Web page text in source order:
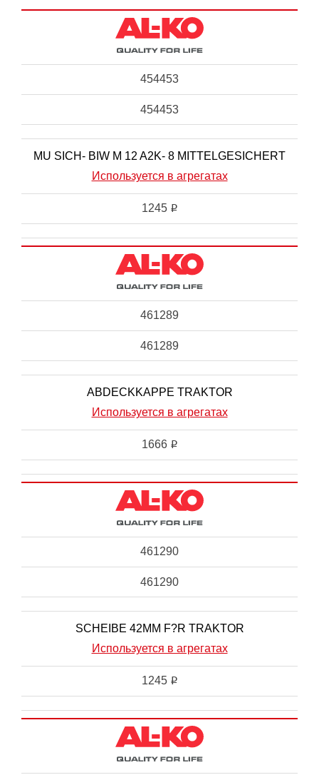
454453
454453
MU SICH- BIW M 12 A2K- 8 MITTELGESICHERT
Используется в агрегатах
1245 i
461289
461289
ABDECKKAPPE TRAKTOR
Используется в агрегатах
1666 i
461290
461290
SCHEIBE 42MM F?R TRAKTOR
Используется в агрегатах
1245 i